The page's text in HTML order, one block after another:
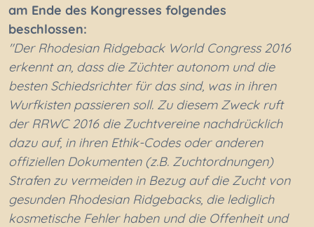
am Ende des Kongresses folgendes
beschlossen:
"Der Rhodesian Ridgeback World Congress 2016
erkennt an, dass die Züchter autonom und die
besten Schiedsrichter für das sind, was in ihren
Wurfkisten passieren soll. Zu diesem Zweck ruft
der RRWC 2016 die Zuchtvereine nachdrücklich
dazu auf, in ihren Ethik-Codes oder anderen
offiziellen Dokumenten (z.B. Zuchtordnungen)
Strafen zu vermeiden in Bezug auf die Zucht von
gesunden Rhodesian Ridgebacks, die lediglich
kosmetische Fehler haben und die Offenheit und